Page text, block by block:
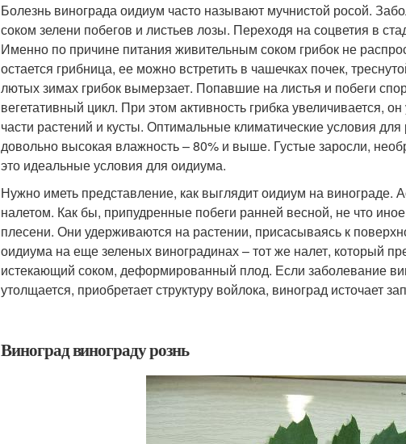
Болезнь винограда оидиум часто называют мучнистой росой.
соком зелени побегов и листьев лозы. Переходя на соцветия в
Именно по причине питания живительным соком грибок не
остается грибница, ее можно встретить в чашечках почек,
лютых зимах грибок вымерзает. Попавшие на листья и побеги
вегетативный цикл. При этом активность грибка увеличивается,
части растений и кусты. Оптимальные климатические условия
довольно высокая влажность – 80% и выше. Густые заросли,
это идеальные условия для оидиума.
Нужно иметь представление, как выглядит оидиум на винограде.
налетом. Как бы, припудренные побеги ранней весной, не что
плесени. Они удерживаются на растении, присасываясь к
оидиума на еще зеленых виноградинах – тот же налет, который
истекающий соком, деформированный плод. Если заболевание
утолщается, приобретает структуру войлока, виноград источает
Виноград винограду рознь